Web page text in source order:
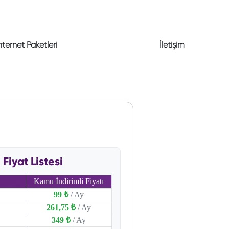
Paketleri İletişim
Listesi
Kamu İndirimli Fiyatı
99 ₺ / Ay
261,75 ₺ / Ay
349 ₺ / Ay